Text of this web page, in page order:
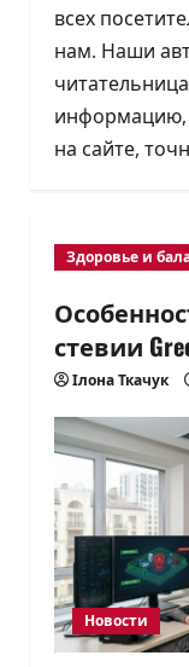
всех
нам. Наши
информацию,
на сайте,
Здоровье и
стевии
Ілона Ткачук
Новости